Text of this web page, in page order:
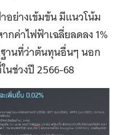
อย่างเข้มข้น มีแนวโน้ม
กค่าไฟฟ้าเฉลี่ยลดลง 1%
านที่ว่าต้นทุนอื่นๆ นอก
นช่วงปี 2566-68